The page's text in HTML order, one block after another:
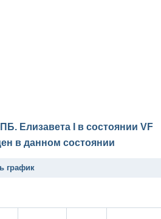
Елизавета I в состоянии VF
в данном состоянии
график